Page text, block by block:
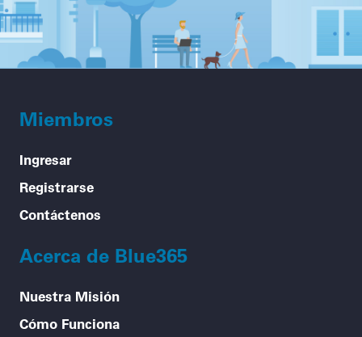
Miembros
Ingresar
Registrarse
Contáctenos
Acerca de Blue365
Nuestra Misión
Cómo Funciona